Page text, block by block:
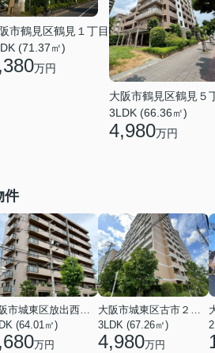
市鶴見区鶴見１丁目
(71.37㎡)
万円
大阪市鶴見区鶴見５
3LDK (66.36㎡)
4,980万円
件
(64.01㎡)
万円
3LDK (67.26㎡)
4,980万円